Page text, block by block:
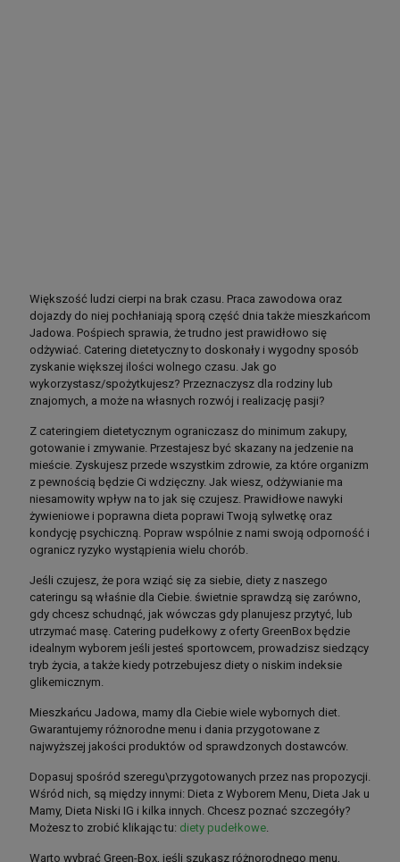
Większość ludzi cierpi na brak czasu. Praca zawodowa oraz
dojazdy do niej pochłaniają sporą część dnia także mieszkańcom
Jadowa. Pośpiech sprawia, że trudno jest prawidłowo się
odżywiać. Catering dietetyczny to doskonały i wygodny sposób
zyskanie większej ilości wolnego czasu. Jak go
wykorzystasz/spożytkujesz? Przeznaczysz dla rodziny lub
znajomych, a może na własnych rozwój i realizację pasji?
Z cateringiem dietetycznym ograniczasz do minimum zakupy,
gotowanie i zmywanie. Przestajesz być skazany na jedzenie na
mieście. Zyskujesz przede wszystkim zdrowie, za które organizm
z pewnością będzie Ci wdzięczny. Jak wiesz, odżywianie ma
niesamowity wpływ na to jak się czujesz. Prawidłowe nawyki
żywieniowe i poprawna dieta poprawi Twoją sylwetkę oraz
kondycję psychiczną. Popraw wspólnie z nami swoją odporność i
ogranicz ryzyko wystąpienia wielu chorób.
Jeśli czujesz, że pora wziąć się za siebie, diety z naszego
cateringu są właśnie dla Ciebie. świetnie sprawdzą się zarówno,
gdy chcesz schudnąć, jak wówczas gdy planujesz przytyć, lub
utrzymać masę. Catering pudełkowy z oferty GreenBox będzie
idealnym wyborem jeśli jesteś sportowcem, prowadzisz siedzący
tryb życia, a także kiedy potrzebujesz diety o niskim indeksie
glikemicznym.
Mieszkańcu Jadowa, mamy dla Ciebie wiele wybornych diet.
Gwarantujemy różnorodne menu i dania przygotowane z
najwyższej jakości produktów od sprawdzonych dostawców.
Dopasuj spośród szeregu\przygotowanych przez nas propozycji.
Wśród nich, są między innymi: Dieta z Wyborem Menu, Dieta Jak u
Mamy, Dieta Niski IG i kilka innych. Chcesz poznać szczegóły?
Możesz to zrobić klikając tu: diety pudełkowe.
Warto wybrać Green-Box, jeśli szukasz różnorodnego menu,